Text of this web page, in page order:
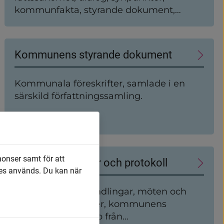
kommunfakta, styrande dokument,
pressinformation, hållbarhet, möten,
kommunal anslagstavla.
Kommunens styrande dokument
Kommunala föreskrifter, samlade i en
särskild författningssamling.
Möten, handlingar och protokoll
Läsa offentliga handlingar, möten och
sammanträdestider, kommunens
diarium, webbklipp från
samt för att
används. Du kan när